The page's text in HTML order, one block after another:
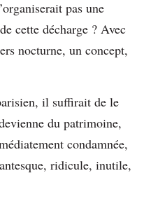
pas une
cette décharge ? Avec
nocturne, un concept,
il suffirait de le
du patrimoine,
condamnée,
ridicule, inutile,